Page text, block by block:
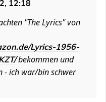
12:18
"The Lyrics" von
Lyrics-1956-
bekommen und
- ich war/bin schwer